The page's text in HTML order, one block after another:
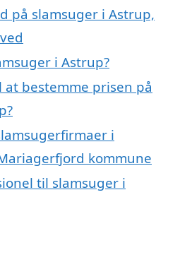
på slamsuger i Astrup,
i Astrup?
at bestemme prisen på
i
kommune
til slamsuger i